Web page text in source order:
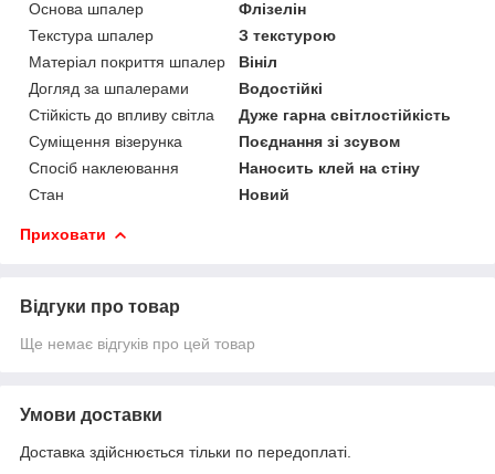
Основа шпалер
Флізелін
Текстура шпалер
З текстурою
Матеріал покриття шпалер
Вініл
Догляд за шпалерами
Водостійкі
Стійкість до впливу світла
Дуже гарна світлостійкість
Суміщення візерунка
Поєднання зі зсувом
Спосіб наклеювання
Наносить клей на стіну
Стан
Новий
Приховати
Відгуки про товар
Ще немає відгуків про цей товар
Умови доставки
Доставка здійснюється тільки по передоплаті.